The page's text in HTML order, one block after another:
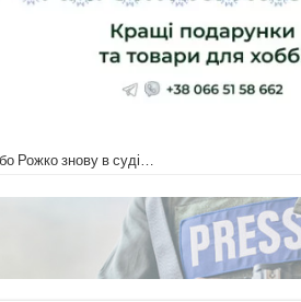
Рожко знову в суді…